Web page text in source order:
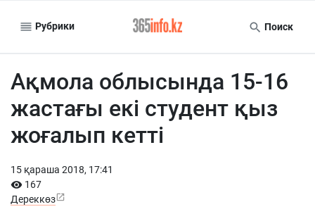
Рубрики Поиск
Ақмола облысында 15-16
жастағы екі студент қыз
жоғалып кетті
15 қараша 2018, 17:41
167
Дереккөз